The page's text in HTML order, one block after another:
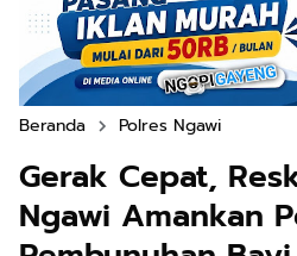
Beranda Polres Ngawi
Gerak Cepat,
Ngawi Amankan